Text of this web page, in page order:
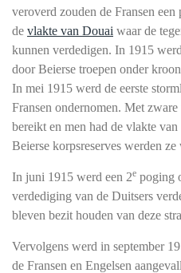
veroverd zouden de Fransen
de vlakte van Douai waar de
kunnen verdedigen. In 1915
door Beierse troepen onder
In mei 1915 werd de eerste
Fransen ondernomen. Met
bereikt en men had de vlakte
Beierse korpsreserves werden
In juni 1915 werd een 2e poging
verdediging van de Duitsers
bleven bezit houden van deze
Vervolgens werd in september
de Fransen en Engelsen